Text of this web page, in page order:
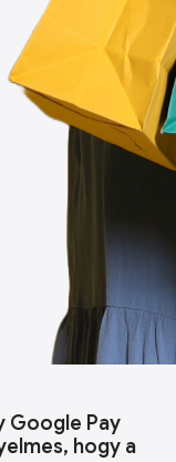
Google Pay
hogy a